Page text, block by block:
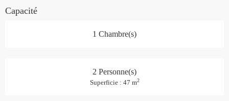
Capacité
1 Chambre(s)
2 Personne(s)
Superficie : 47 m2